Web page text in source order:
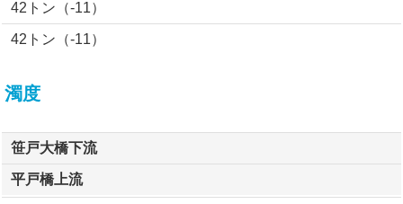
42トン（-11）
42トン（-11）
濁度
笹戸大橋下流
平戸橋上流